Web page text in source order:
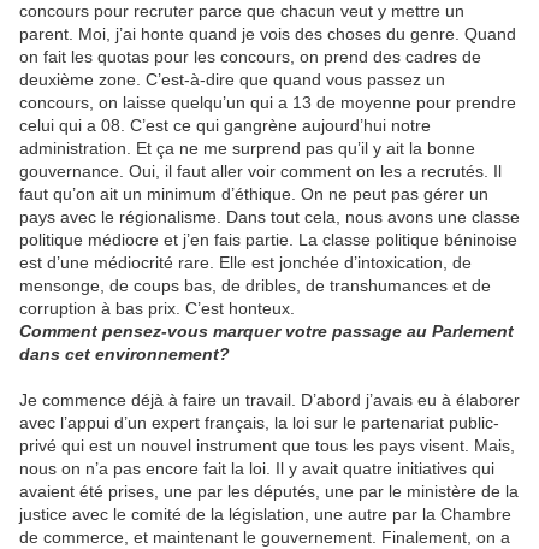
concours pour recruter parce que chacun veut y mettre un
parent. Moi, j’ai honte quand je vois des choses du genre. Quand
on fait les quotas pour les concours, on prend des cadres de
deuxième zone. C’est-à-dire que quand vous passez un
concours, on laisse quelqu’un qui a 13 de moyenne pour prendre
celui qui a 08. C’est ce qui gangrène aujourd’hui notre
administration. Et ça ne me surprend pas qu’il y ait la bonne
gouvernance. Oui, il faut aller voir comment on les a recrutés. Il
faut qu’on ait un minimum d’éthique. On ne peut pas gérer un
pays avec le régionalisme. Dans tout cela, nous avons une classe
politique médiocre et j’en fais partie. La classe politique béninoise
est d’une médiocrité rare. Elle est jonchée d’intoxication, de
mensonge, de coups bas, de dribles, de transhumances et de
corruption à bas prix. C’est honteux.
Comment pensez-vous marquer votre passage au Parlement
dans cet environnement?
Je commence déjà à faire un travail. D’abord j’avais eu à élaborer
avec l’appui d’un expert français, la loi sur le partenariat public-
privé qui est un nouvel instrument que tous les pays visent. Mais,
nous on n’a pas encore fait la loi. Il y avait quatre initiatives qui
avaient été prises, une par les députés, une par le ministère de la
justice avec le comité de la législation, une autre par la Chambre
de commerce, et maintenant le gouvernement. Finalement, on a